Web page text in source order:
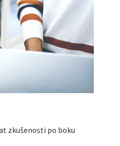
zkušenosti po boku